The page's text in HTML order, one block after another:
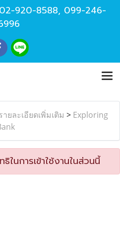
02-920-8588, 099-246-
ยละเอียดเพิ่มเติม > Exploring
นการเข้าใช้งานในส่วนนี้